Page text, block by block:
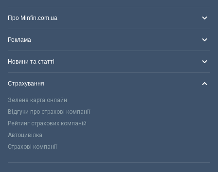
Про Minfin.com.ua
Реклама
Новини та статті
Страхування
Зелена карта онлайн
Відгуки про страхові компанії
Рейтинг страхових компаній
Автоцивілка
Страхові компанії